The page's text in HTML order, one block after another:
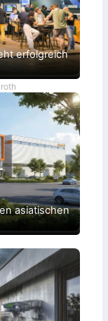
erfolgreich
asiatischen